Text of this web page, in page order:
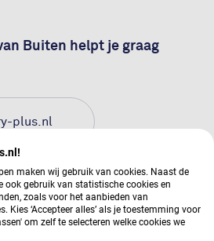
Buiten helpt je graag
plus.nl
maken wij gebruik van cookies. Naast de
ook gebruik van statistische cookies en
zoals voor het aanbieden van
Kies ‘Accepteer alles’ als je toestemming voor
om zelf te selecteren welke cookies we